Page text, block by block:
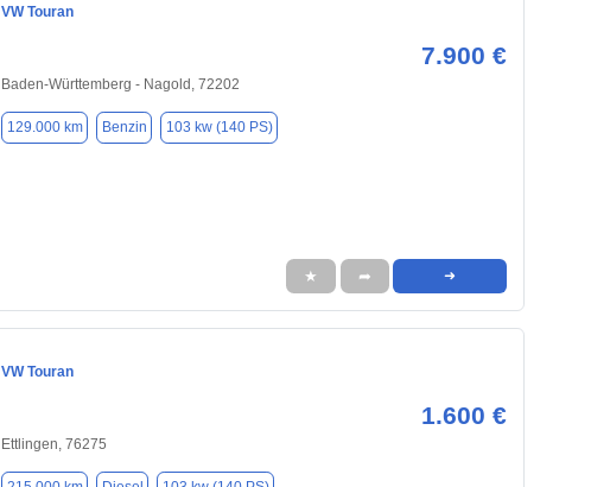
VW Touran
7.900 €
Baden-Württemberg - Nagold, 72202
129.000 km Benzin 103 kw (140 PS)
★ ➦ ➜
VW Touran
1.600 €
Ettlingen, 76275